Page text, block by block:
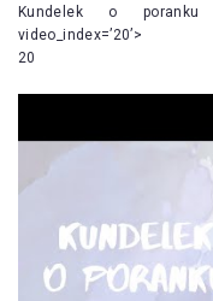
Kundelek o poranku
video_index=’20’>
20